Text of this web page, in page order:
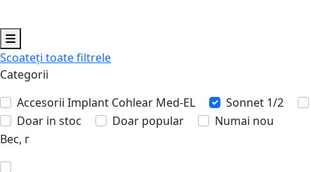
Scoateți toate filtrele
Categorii
Accesorii Implant Cohlear Med-EL
Sonnet 1/2
Doar in stoc
Doar popular
Numai nou
Вес, г